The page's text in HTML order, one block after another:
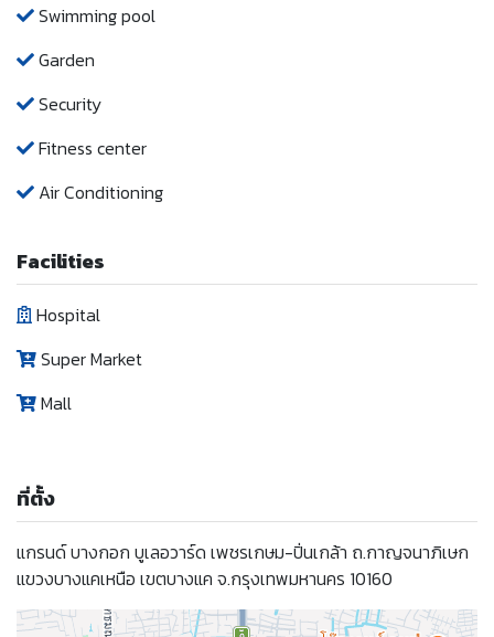
Swimming pool
Garden
Security
Fitness center
Air Conditioning
Facilities
Hospital
Super Market
Mall
ที่ตั้ง
แกรนด์ บางกอก บูเลอวาร์ด เพชรเกษม-ปิ่นเกล้า ถ.กาญจนาภิเษก
แขวงบางแคเหนือ เขตบางแค จ.กรุงเทพมหานคร 10160